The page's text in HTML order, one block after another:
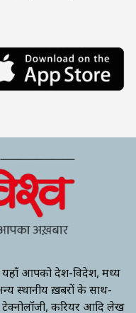
हैं यहाँ आपको देश-विदेश, मध्य
स्थानीय ख़बरों के साथ-
करियर आदि लेख